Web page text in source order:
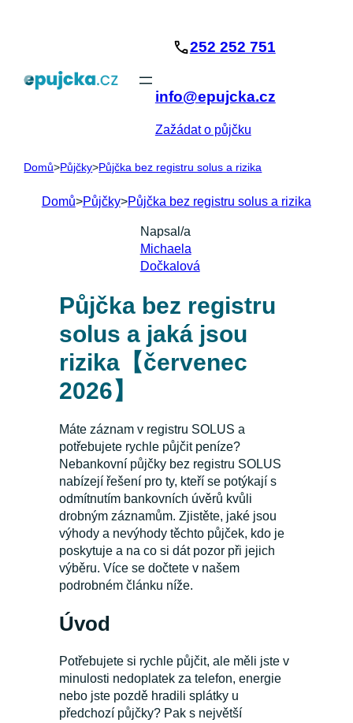
252 252 751
info@epujcka.cz
Zažádat o půjčku
Domů>Půjčky>Půjčka bez registru solus a rizika
Domů>Půjčky>Půjčka bez registru solus a rizika
Napsal/a
Michaela
Dočkalová
Půjčka bez registru
solus a jaká jsou
rizika【červenec
2026】
Máte záznam v registru SOLUS a
potřebujete rychle půjčit peníze?
Nebankovní půjčky bez registru SOLUS
nabízejí řešení pro ty, kteří se potýkají s
odmítnutím bankovních úvěrů kvůli
drobným záznamům. Zjistěte, jaké jsou
výhody a nevýhody těchto půjček, kdo je
poskytuje a na co si dát pozor při jejich
výběru. Více se dočtete v našem
podrobném článku níže.
Úvod
Potřebujete si rychle půjčit, ale měli jste v
minulosti nedoplatek za telefon, energie
nebo jste pozdě hradili splátky u
předchozí půjčky? Pak s největší